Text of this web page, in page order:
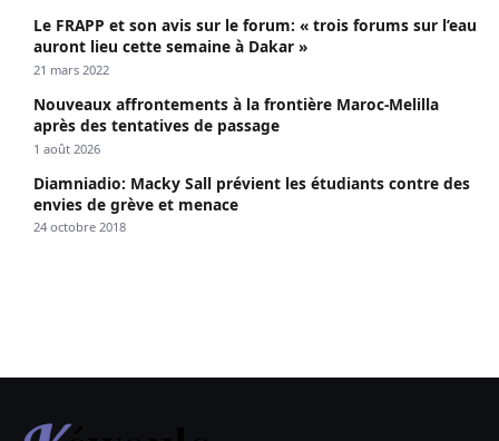
Le FRAPP et son avis sur le forum: « trois forums sur l’eau
auront lieu cette semaine à Dakar »
21 mars 2022
Nouveaux affrontements à la frontière Maroc-Melilla
après des tentatives de passage
1 août 2026
Diamniadio: Macky Sall prévient les étudiants contre des
envies de grève et menace
24 octobre 2018